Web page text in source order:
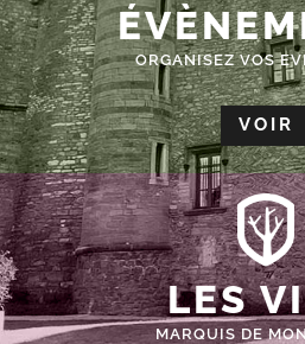
ORGANISEZ VOS
VOIR
LES
MARQUIS DE